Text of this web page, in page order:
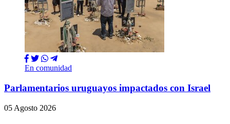
En comunidad
Parlamentarios uruguayos impactados con Israel
05 Agosto 2026